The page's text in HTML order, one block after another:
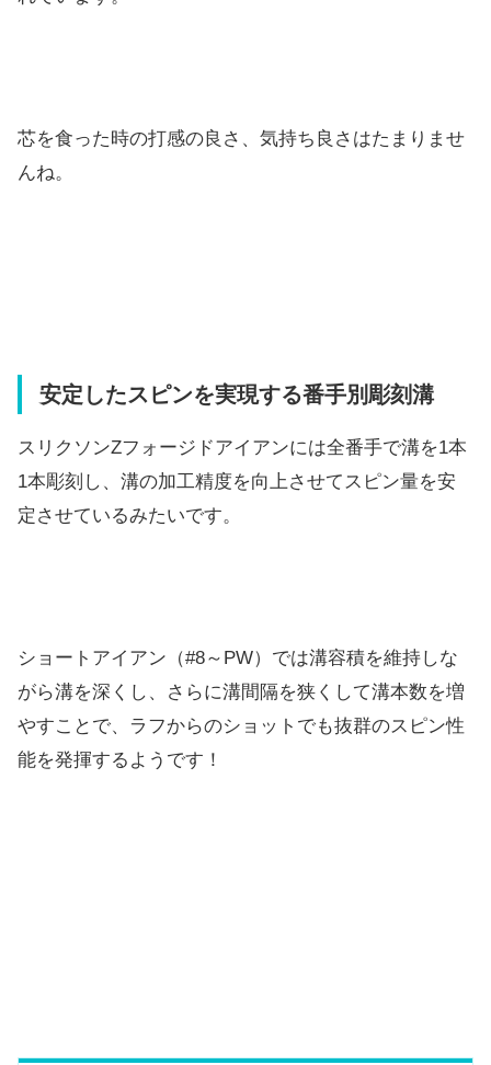
芯を食った時の打感の良さ、気持ち良さはたまりませ
んね。
安定したスピンを実現する番手別彫刻溝
スリクソンZフォージドアイアンには全番手で溝を1本
1本彫刻し、溝の加工精度を向上させてスピン量を安
定させているみたいです。
ショートアイアン（#8～PW）では溝容積を維持しな
がら溝を深くし、さらに溝間隔を狭くして溝本数を増
やすことで、ラフからのショットでも抜群のスピン性
能を発揮するようです！